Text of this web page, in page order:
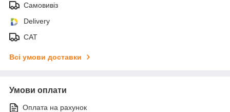
Самовивіз
Delivery
САТ
Всі умови доставки
Умови оплати
Оплата на рахунок